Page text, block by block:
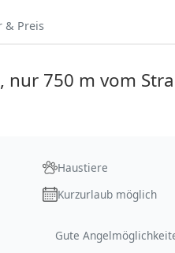
& Preis
750 m vom
Haustiere
Kurzurlaub möglich
Gute